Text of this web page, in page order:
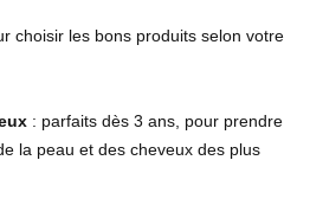
choisir les bons produits selon votre
: parfaits dès 3 ans, pour prendre
la peau et des cheveux des plus